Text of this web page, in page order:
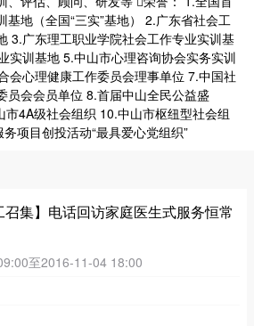
基地（全国“三实”基地） 2.广东省社会工
3.广东理工职业学院社会工作专业实训基
实训基地 5.中山市心理咨询协会实务实训
会心理健康工作委员会理事单位 7.中国社
员会会员单位 8.首届中山全民公益盛
市4A级社会组织 10.中山市枢纽型社会组
项目创投活动“最具爱心党组织”
召集】电话回访家庭医生式服务恒常
至2016-11-04 18:00